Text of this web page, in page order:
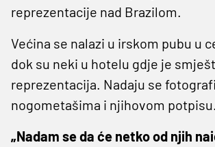
reprezentacije nad Brazilom.
Većina se nalazi u irskom pubu u
dok su neki u hotelu gdje je
reprezentacija. Nadaju se
nogometašima i njihovom potpisu.
„Nadam se da će netko od njih